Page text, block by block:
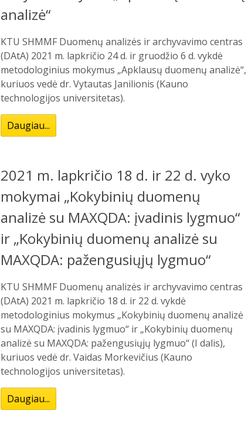
analizė“
KTU SHMMF Duomenų analizės ir archyvavimo centras
(DAtA) 2021 m. lapkričio 24 d. ir gruodžio 6 d. vykdė
metodologinius mokymus „Apklausų duomenų analizė“,
kuriuos vedė dr. Vytautas Janilionis (Kauno
technologijos universitetas).
Daugiau...
2021 m. lapkričio 18 d. ir 22 d. vyko
mokymai „Kokybinių duomenų
analizė su MAXQDA: įvadinis lygmuo“
ir „Kokybinių duomenų analizė su
MAXQDA: pažengusiųjų lygmuo“
KTU SHMMF Duomenų analizės ir archyvavimo centras
(DAtA) 2021 m. lapkričio 18 d. ir 22 d. vykdė
metodologinius mokymus „Kokybinių duomenų analizė
su MAXQDA: įvadinis lygmuo“ ir „Kokybinių duomenų
analizė su MAXQDA: pažengusiųjų lygmuo“ (I dalis),
kuriuos vedė dr. Vaidas Morkevičius (Kauno
technologijos universitetas).
Daugiau...